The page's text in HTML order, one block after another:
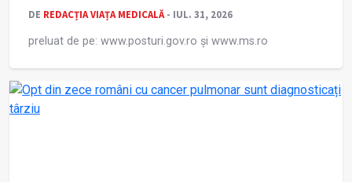
DE REDACȚIA VIAȚA MEDICALĂ- IUL. 31, 2026
preluat de pe: www.posturi.gov.ro și www.ms.ro